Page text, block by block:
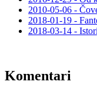
2010-05-06 -
2018-01-19 -
2018-03-14 -
Komentari